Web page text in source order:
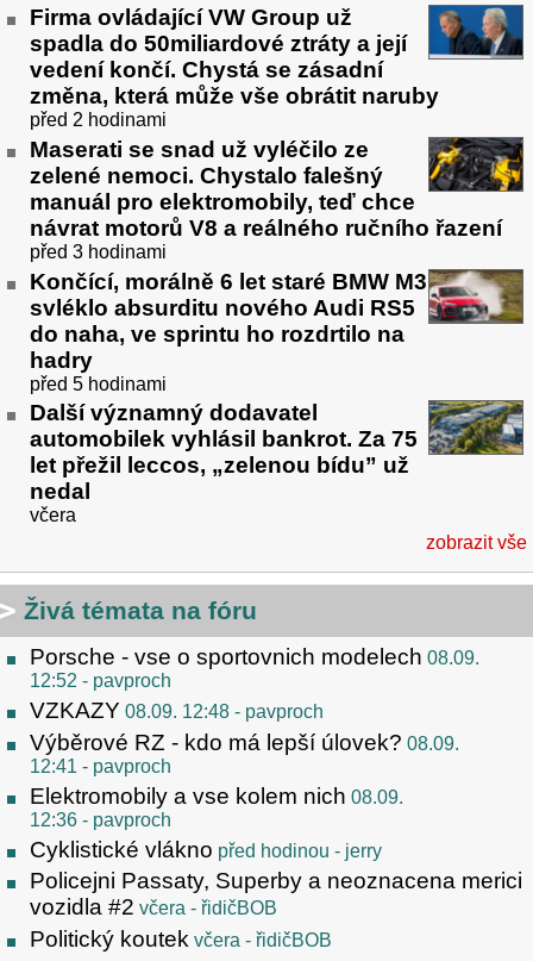
Firma ovládající VW Group už
spadla do 50miliardové ztráty a její
vedení končí. Chystá se zásadní
změna, která může vše obrátit naruby
před 2 hodinami
Maserati se snad už vyléčilo ze
zelené nemoci. Chystalo falešný
manuál pro elektromobily, teď chce
návrat motorů V8 a reálného ručního řazení
před 3 hodinami
Končící, morálně 6 let staré BMW M3
svléklo absurditu nového Audi RS5
do naha, ve sprintu ho rozdrtilo na
hadry
před 5 hodinami
Další významný dodavatel
automobilek vyhlásil bankrot. Za 75
let přežil leccos, „zelenou bídu” už
nedal
včera
zobrazit vše
Živá témata na fóru
Porsche - vse o sportovnich modelech 08.09.
12:52 - pavproch
VZKAZY 08.09. 12:48 - pavproch
Výběrové RZ - kdo má lepší úlovek? 08.09.
12:41 - pavproch
Elektromobily a vse kolem nich 08.09.
12:36 - pavproch
Cyklistické vlákno před hodinou - jerry
Policejni Passaty, Superby a neoznacena merici
vozidla #2 včera - řidičBOB
Politický koutek včera - řidičBOB